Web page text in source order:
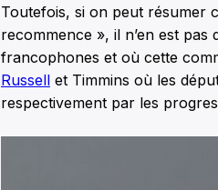
Toutefois, si on peut résumer
recommence », il n’en est
francophones et où cette
Russell et Timmins où les
respectivement par les